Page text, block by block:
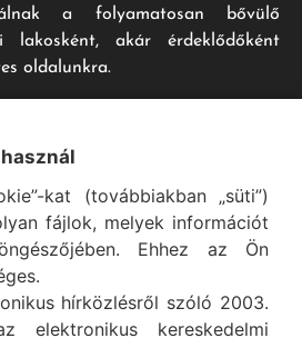
a folyamatosan bővülő
lakosként, akár érdeklődőként
oldalunkra.
hivatalos honlapja
© 1996 - 2020
07
polgármester
kat (továbbiakban „süti”)
fájlok, melyek információt
Ehhez az Ön
hírközlésről szóló 2003.
kereskedelmi